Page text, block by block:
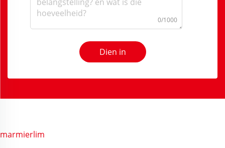
0/1000
Dien in
marmierlim